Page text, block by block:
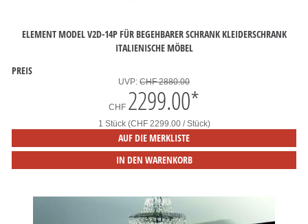
ELEMENT MODEL V2D-14P FÜR BEGEHBARER SCHRANK KLEIDERSCHRANK
ITALIENISCHE MÖBEL
PREIS
UVP: CHF 2880.00
CHF 2299.00*
1 Stück (CHF 2299.00 / Stück)
AUF DIE MERKLISTE
IN DEN WARENKORB